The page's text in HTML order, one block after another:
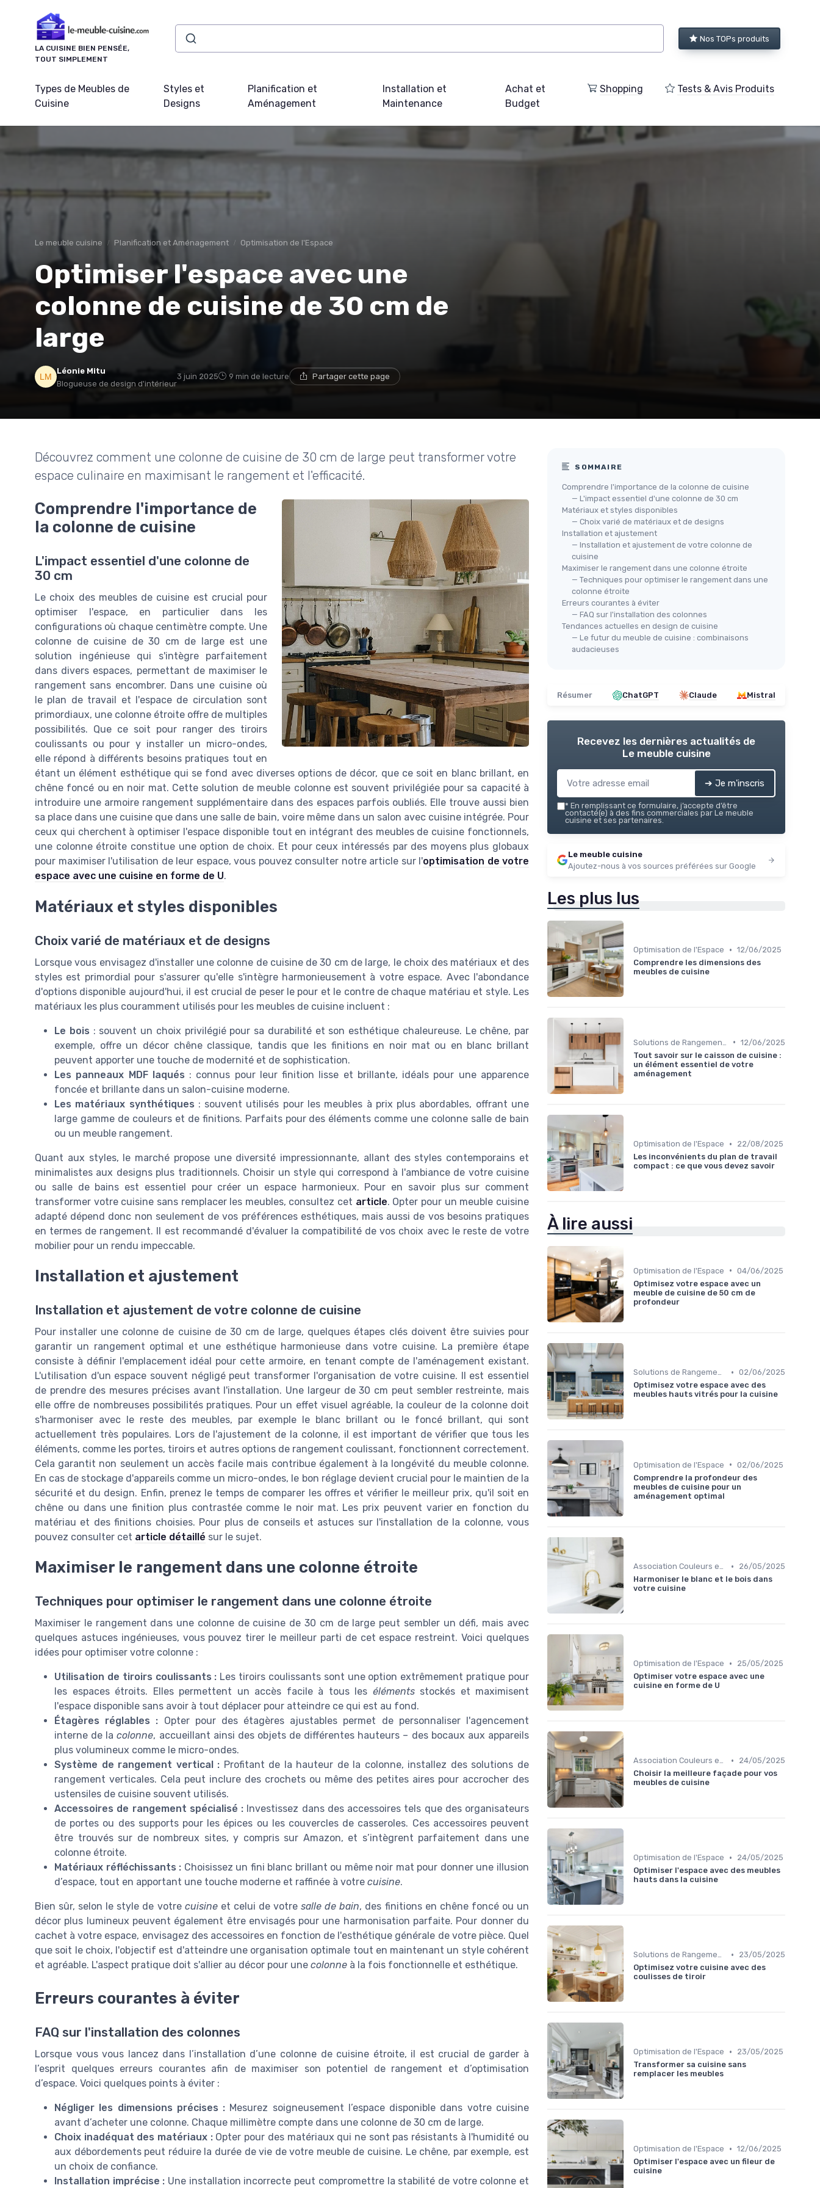
LA CUISINE BIEN PENSÉE,
TOUT SIMPLEMENT
Nos TOPs produits
Types de Meubles de
Cuisine
Styles et
Designs
Planification et
Aménagement
Installation et
Maintenance
Achat et
Budget
Shopping Tests & Avis Produits
Le meuble cuisine Planification et Aménagement Optimisation de l'Espace
Optimiser l'espace avec une
colonne de cuisine de 30 cm de
large
Léonie Mitu
Blogueuse de design d'intérieur
3 juin 2025 9 min de lecture Partager cette page
Découvrez comment une colonne de cuisine de 30 cm de large peut transformer votre
espace culinaire en maximisant le rangement et l'efficacité.
Comprendre l'importance de
la colonne de cuisine
L'impact essentiel d'une colonne de
30 cm
Le choix des meubles de cuisine est crucial pour
optimiser l'espace, en particulier dans les
configurations où chaque centimètre compte. Une
colonne de cuisine de 30 cm de large est une
solution ingénieuse qui s'intègre parfaitement
dans divers espaces, permettant de maximiser le
rangement sans encombrer. Dans une cuisine où
le plan de travail et l'espace de circulation sont
primordiaux, une colonne étroite offre de multiples
possibilités. Que ce soit pour ranger des tiroirs
coulissants ou pour y installer un micro-ondes,
elle répond à différents besoins pratiques tout en
étant un élément esthétique qui se fond avec diverses options de décor, que ce soit en blanc brillant, en
chêne foncé ou en noir mat. Cette solution de meuble colonne est souvent privilégiée pour sa capacité à
introduire une armoire rangement supplémentaire dans des espaces parfois oubliés. Elle trouve aussi bien
sa place dans une cuisine que dans une salle de bain, voire même dans un salon avec cuisine intégrée. Pour
ceux qui cherchent à optimiser l'espace disponible tout en intégrant des meubles de cuisine fonctionnels,
une colonne étroite constitue une option de choix. Et pour ceux intéressés par des moyens plus globaux
pour maximiser l'utilisation de leur espace, vous pouvez consulter notre article sur l'optimisation de votre
espace avec une cuisine en forme de U.
Matériaux et styles disponibles
Choix varié de matériaux et de designs
Lorsque vous envisagez d'installer une colonne de cuisine de 30 cm de large, le choix des matériaux et des
styles est primordial pour s'assurer qu'elle s'intègre harmonieusement à votre espace. Avec l'abondance
d'options disponible aujourd'hui, il est crucial de peser le pour et le contre de chaque matériau et style. Les
matériaux les plus couramment utilisés pour les meubles de cuisine incluent :
Le bois : souvent un choix privilégié pour sa durabilité et son esthétique chaleureuse. Le chêne, par
exemple, offre un décor chêne classique, tandis que les finitions en noir mat ou en blanc brillant
peuvent apporter une touche de modernité et de sophistication.
Les panneaux MDF laqués : connus pour leur finition lisse et brillante, idéals pour une apparence
foncée et brillante dans un salon-cuisine moderne.
Les matériaux synthétiques : souvent utilisés pour les meubles à prix plus abordables, offrant une
large gamme de couleurs et de finitions. Parfaits pour des éléments comme une colonne salle de bain
ou un meuble rangement.
Quant aux styles, le marché propose une diversité impressionnante, allant des styles contemporains et
minimalistes aux designs plus traditionnels. Choisir un style qui correspond à l'ambiance de votre cuisine
ou salle de bains est essentiel pour créer un espace harmonieux. Pour en savoir plus sur comment
transformer votre cuisine sans remplacer les meubles, consultez cet article. Opter pour un meuble cuisine
adapté dépend donc non seulement de vos préférences esthétiques, mais aussi de vos besoins pratiques
en termes de rangement. Il est recommandé d'évaluer la compatibilité de vos choix avec le reste de votre
mobilier pour un rendu impeccable.
Installation et ajustement
Installation et ajustement de votre colonne de cuisine
Pour installer une colonne de cuisine de 30 cm de large, quelques étapes clés doivent être suivies pour
garantir un rangement optimal et une esthétique harmonieuse dans votre cuisine. La première étape
consiste à définir l'emplacement idéal pour cette armoire, en tenant compte de l'aménagement existant.
L'utilisation d'un espace souvent négligé peut transformer l'organisation de votre cuisine. Il est essentiel
de prendre des mesures précises avant l'installation. Une largeur de 30 cm peut sembler restreinte, mais
elle offre de nombreuses possibilités pratiques. Pour un effet visuel agréable, la couleur de la colonne doit
s'harmoniser avec le reste des meubles, par exemple le blanc brillant ou le foncé brillant, qui sont
actuellement très populaires. Lors de l'ajustement de la colonne, il est important de vérifier que tous les
éléments, comme les portes, tiroirs et autres options de rangement coulissant, fonctionnent correctement.
Cela garantit non seulement un accès facile mais contribue également à la longévité du meuble colonne.
En cas de stockage d'appareils comme un micro-ondes, le bon réglage devient crucial pour le maintien de la
sécurité et du design. Enfin, prenez le temps de comparer les offres et vérifier le meilleur prix, qu'il soit en
chêne ou dans une finition plus contrastée comme le noir mat. Les prix peuvent varier en fonction du
matériau et des finitions choisies. Pour plus de conseils et astuces sur l'installation de la colonne, vous
pouvez consulter cet article détaillé sur le sujet.
Maximiser le rangement dans une colonne étroite
Techniques pour optimiser le rangement dans une colonne étroite
Maximiser le rangement dans une colonne de cuisine de 30 cm de large peut sembler un défi, mais avec
quelques astuces ingénieuses, vous pouvez tirer le meilleur parti de cet espace restreint. Voici quelques
idées pour optimiser votre colonne :
Utilisation de tiroirs coulissants : Les tiroirs coulissants sont une option extrêmement pratique pour
les espaces étroits. Elles permettent un accès facile à tous les élémentsstockés et maximisent
l'espace disponible sans avoir à tout déplacer pour atteindre ce qui est au fond.
Étagères réglables : Opter pour des étagères ajustables permet de personnaliser l'agencement
interne de lacolonne, accueillant ainsi des objets de différentes hauteurs – des bocaux aux appareils
plus volumineux comme le micro-ondes.
Système de rangement vertical : Profitant de la hauteur de la colonne, installez des solutions de
rangement verticales. Cela peut inclure des crochets ou même des petites aires pour accrocher des
ustensiles de cuisine souvent utilisés.
Accessoires de rangement spécialisé : Investissez dans des accessoires tels que des organisateurs
de portes ou des supports pour les épices ou les couvercles de casseroles. Ces accessoires peuvent
être trouvés sur de nombreux sites, y compris sur Amazon, et s’intègrent parfaitement dans une
colonne étroite.
Matériaux réfléchissants : Choisissez un fini blanc brillant ou même noir mat pour donner une illusion
d’espace, tout en apportant une touche moderne et raffinée à votre cuisine.
Bien sûr, selon le style de votre cuisineet celui de votresalle de bain, des finitions en chêne foncé ou un
décor plus lumineux peuvent également être envisagés pour une harmonisation parfaite. Pour donner du
cachet à votre espace, envisagez des accessoires en fonction de l'esthétique générale de votre pièce. Quel
que soit le choix, l'objectif est d'atteindre une organisation optimale tout en maintenant un style cohérent
et agréable. L'aspect pratique doit s'allier au décor pour une colonne à la fois fonctionnelle et esthétique.
Erreurs courantes à éviter
FAQ sur l'installation des colonnes
Lorsque vous vous lancez dans l’installation d’une colonne de cuisine étroite, il est crucial de garder à
l’esprit quelques erreurs courantes afin de maximiser son potentiel de rangement et d’optimisation
d’espace. Voici quelques points à éviter :
Négliger les dimensions précises : Mesurez soigneusement l’espace disponible dans votre cuisine
avant d’acheter une colonne. Chaque millimètre compte dans une colonne de 30 cm de large.
Choix inadéquat des matériaux :Opter pour des matériaux qui ne sont pas résistants à l'humidité ou
aux débordements peut réduire la durée de vie de votre meuble de cuisine. Le chêne, par exemple, est
un choix de confiance.
Installation imprécise : Une installation incorrecte peut compromettre la stabilité de votre colonne et
SOMMAIRE
Comprendre l'importance de la colonne de cuisine
— L'impact essentiel d'une colonne de 30 cm
Matériaux et styles disponibles
— Choix varié de matériaux et de designs
Installation et ajustement
— Installation et ajustement de votre colonne de
cuisine
Maximiser le rangement dans une colonne étroite
— Techniques pour optimiser le rangement dans une
colonne étroite
Erreurs courantes à éviter
— FAQ sur l'installation des colonnes
Tendances actuelles en design de cuisine
— Le futur du meuble de cuisine : combinaisons
audacieuses
Résumer ChatGPT Claude Mistral
Recevez les dernières actualités de
Le meuble cuisine
➔ Je m'inscris
* En remplissant ce formulaire, j’accepte d’être
contacté(e) à des fins commerciales par Le meuble
cuisine et ses partenaires.
Le meuble cuisine
Ajoutez-nous à vos sources préférées sur Google
Les plus lus
Optimisation de l'Espace • 12/06/2025
Comprendre les dimensions des
meubles de cuisine
• 12/06/2025
Tout savoir sur le caisson de cuisine :
un élément essentiel de votre
aménagement
Optimisation de l'Espace •
22/08/2025
Les inconvénients du plan de travail
compact : ce que vous devez savoir
À lire aussi
Optimisation de l'Espace • 04/06/2025
Optimisez votre espace avec un
meuble de cuisine de 50 cm de
profondeur
Solutions de Rangement Intelligentes • 02/06/2025
Optimisez votre espace avec des
meubles hauts vitrés pour la cuisine
Optimisation de l'Espace • 02/06/2025
Comprendre la profondeur des
meubles de cuisine pour un
aménagement optimal
Association Couleurs et Matériaux •
26/05/2025
Harmoniser le blanc et le bois dans
votre cuisine
Optimisation de l'Espace •
25/05/2025
Optimiser votre espace avec une
cuisine en forme de U
Association Couleurs et Matériaux •
24/05/2025
Choisir la meilleure façade pour vos
meubles de cuisine
Optimisation de l'Espace •
24/05/2025
Optimiser l'espace avec des meubles
hauts dans la cuisine
Solutions de Rangement Intelligentes •
23/05/2025
Optimisez votre cuisine avec des
coulisses de tiroir
Optimisation de l'Espace •
23/05/2025
Transformer sa cuisine sans
remplacer les meubles
Optimisation de l'Espace • 12/06/2025
Optimiser l'espace avec un fileur de
cuisine